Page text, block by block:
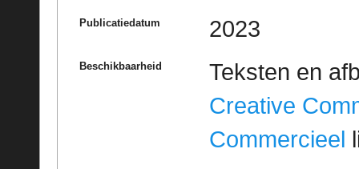
Publicatiedatum 2023
Beschikbaarheid
Teksten en
Creative
Commercieel